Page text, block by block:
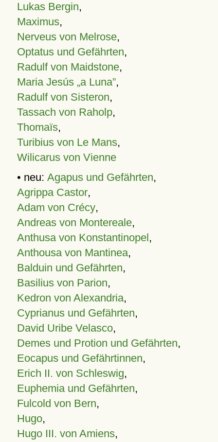
Lukas Bergin,
Maximus,
Nerveus von Melrose,
Optatus und Gefährten,
Radulf von Maidstone,
Maria Jesús „a Luna”,
Radulf von Sisteron,
Tassach von Raholp,
Thomaïs,
Turibius von Le Mans,
Wilicarus von Vienne
• neu: Agapus und Gefährten,
Agrippa Castor,
Adam von Crécy,
Andreas von Montereale,
Anthusa von Konstantinopel,
Anthousa von Mantinea,
Balduin und Gefährten,
Basilius von Parion,
Kedron von Alexandria,
Cyprianus und Gefährten,
David Uribe Velasco,
Demes und Protion und Gefährten,
Eocapus und Gefährtinnen,
Erich II. von Schleswig,
Euphemia und Gefährten,
Fulcold von Bern,
Hugo,
Hugo III. von Amiens,